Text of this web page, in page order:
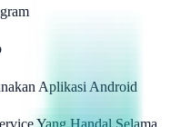
Aplikasi Android